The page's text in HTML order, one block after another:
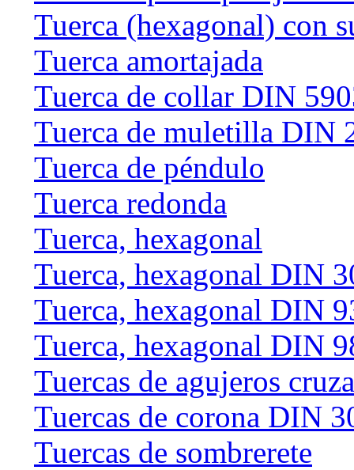
Tuerca (hexagonal) con
Tuerca amortajada
Tuerca de collar DIN
Tuerca de muletilla DIN
Tuerca de péndulo
Tuerca redonda
Tuerca, hexagonal
Tuerca, hexagonal DIN
Tuerca, hexagonal DIN
Tuerca, hexagonal DIN
Tuercas de agujeros
Tuercas de corona DIN
Tuercas de sombrerete